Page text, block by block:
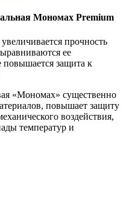
Мономах Premium
прочность
ее
защита к
«Мономах» существенно
повышает защиту
воздействия,
температур и